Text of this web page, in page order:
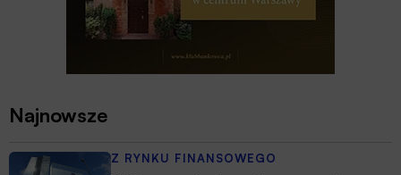
Najnowsze
Z RYNKU FINANSOWEGO